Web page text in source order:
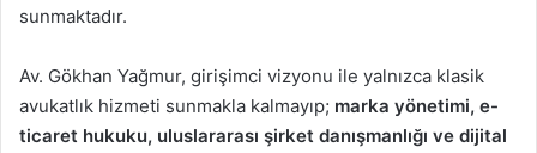
sunmaktadır.
Av. Gökhan Yağmur, girişimci vizyonu ile yalnızca klasik
avukatlık hizmeti sunmakla kalmayıp; marka yönetimi, e-
ticaret hukuku, uluslararası şirket danışmanlığı ve dijital